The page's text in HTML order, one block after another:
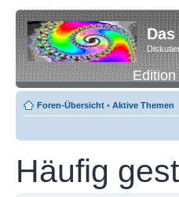
Foren-Übersicht • Aktive Themen
Häufig